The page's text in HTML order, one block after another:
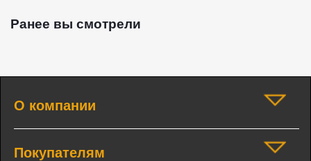
Ранее вы смотрели
О компании
Покупателям